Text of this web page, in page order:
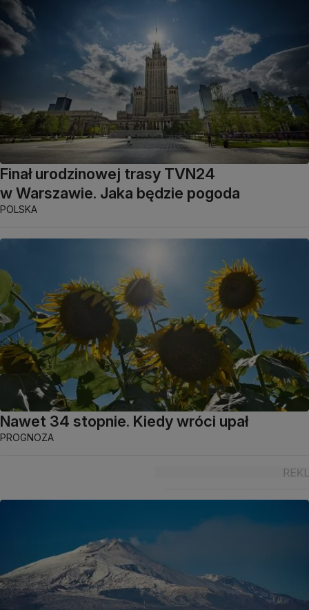
Finał urodzinowej trasy TVN24
w Warszawie. Jaka będzie pogoda
POLSKA
Nawet 34 stopnie. Kiedy wróci upał
PROGNOZA